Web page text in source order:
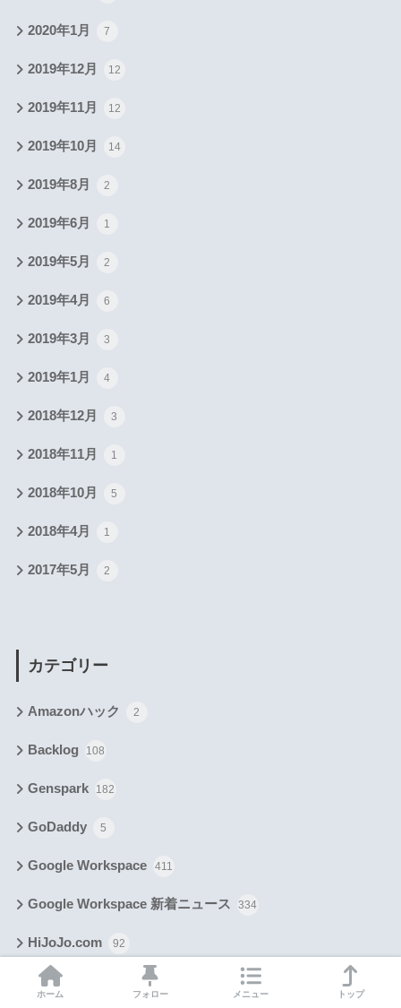
2020年1月 7
2019年12月 12
2019年11月 12
2019年10月 14
2019年8月 2
2019年6月 1
2019年5月 2
2019年4月 6
2019年3月 3
2019年1月 4
2018年12月 3
2018年11月 1
2018年10月 5
2018年4月 1
2017年5月 2
カテゴリー
Amazonハック 2
Backlog 108
Genspark 182
GoDaddy 5
Google Workspace 411
Google Workspace 新着ニュース 334
HiJoJo.com 92
Lovable
ホーム フォロー メニュー トップ